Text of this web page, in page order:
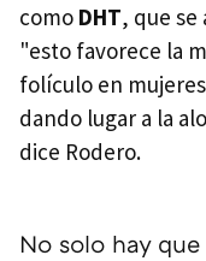
como DHT, que se
"esto favorece la
folículo en
dando lugar a la
dice Rodero.
No solo hay